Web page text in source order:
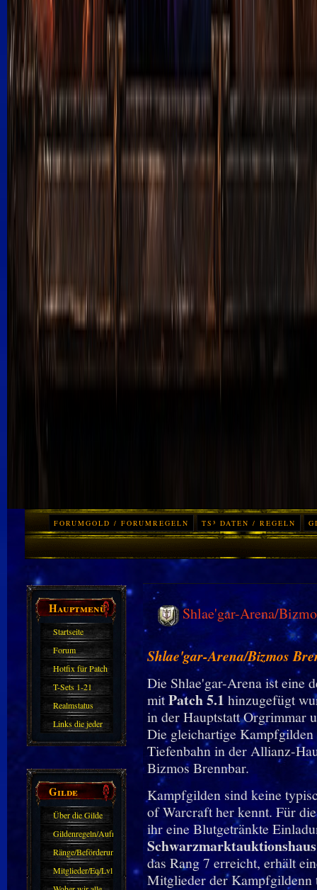
FORUMGOLD / FORUMREGELN TS³ DATEN / REGELN
Hauptmenü
Startseite
Forum
Hotfix für Patch
11.X
T-Sets 1-21
Realmstatus
Links die jeder
kennen sollte?!
Gilde
Über die Gilde
(DAW)
Gildenregeln/Aufnahme
Ränge/Beförderungen
Mitglieder/Eq/Lvl
Shlae'gar-Arena/
Shlae'gar-Arena/Bizmos
Die Shlae'gar-Arena ist eine
mitPatch 5.1 hinzugefügt
in der Hauptstatt Orgrimmar
Die gleichartige
Tiefenbahn in der Allianz-
Bizmos Brennbar.
Kampfgilden sind keine
of Warcraft her kennt. Für
ihr eineBlutgetränkte
Schwarzmarktauktionshaus
das Rang 7 erreicht, erhält
Mitglieder der Kampfgildenn